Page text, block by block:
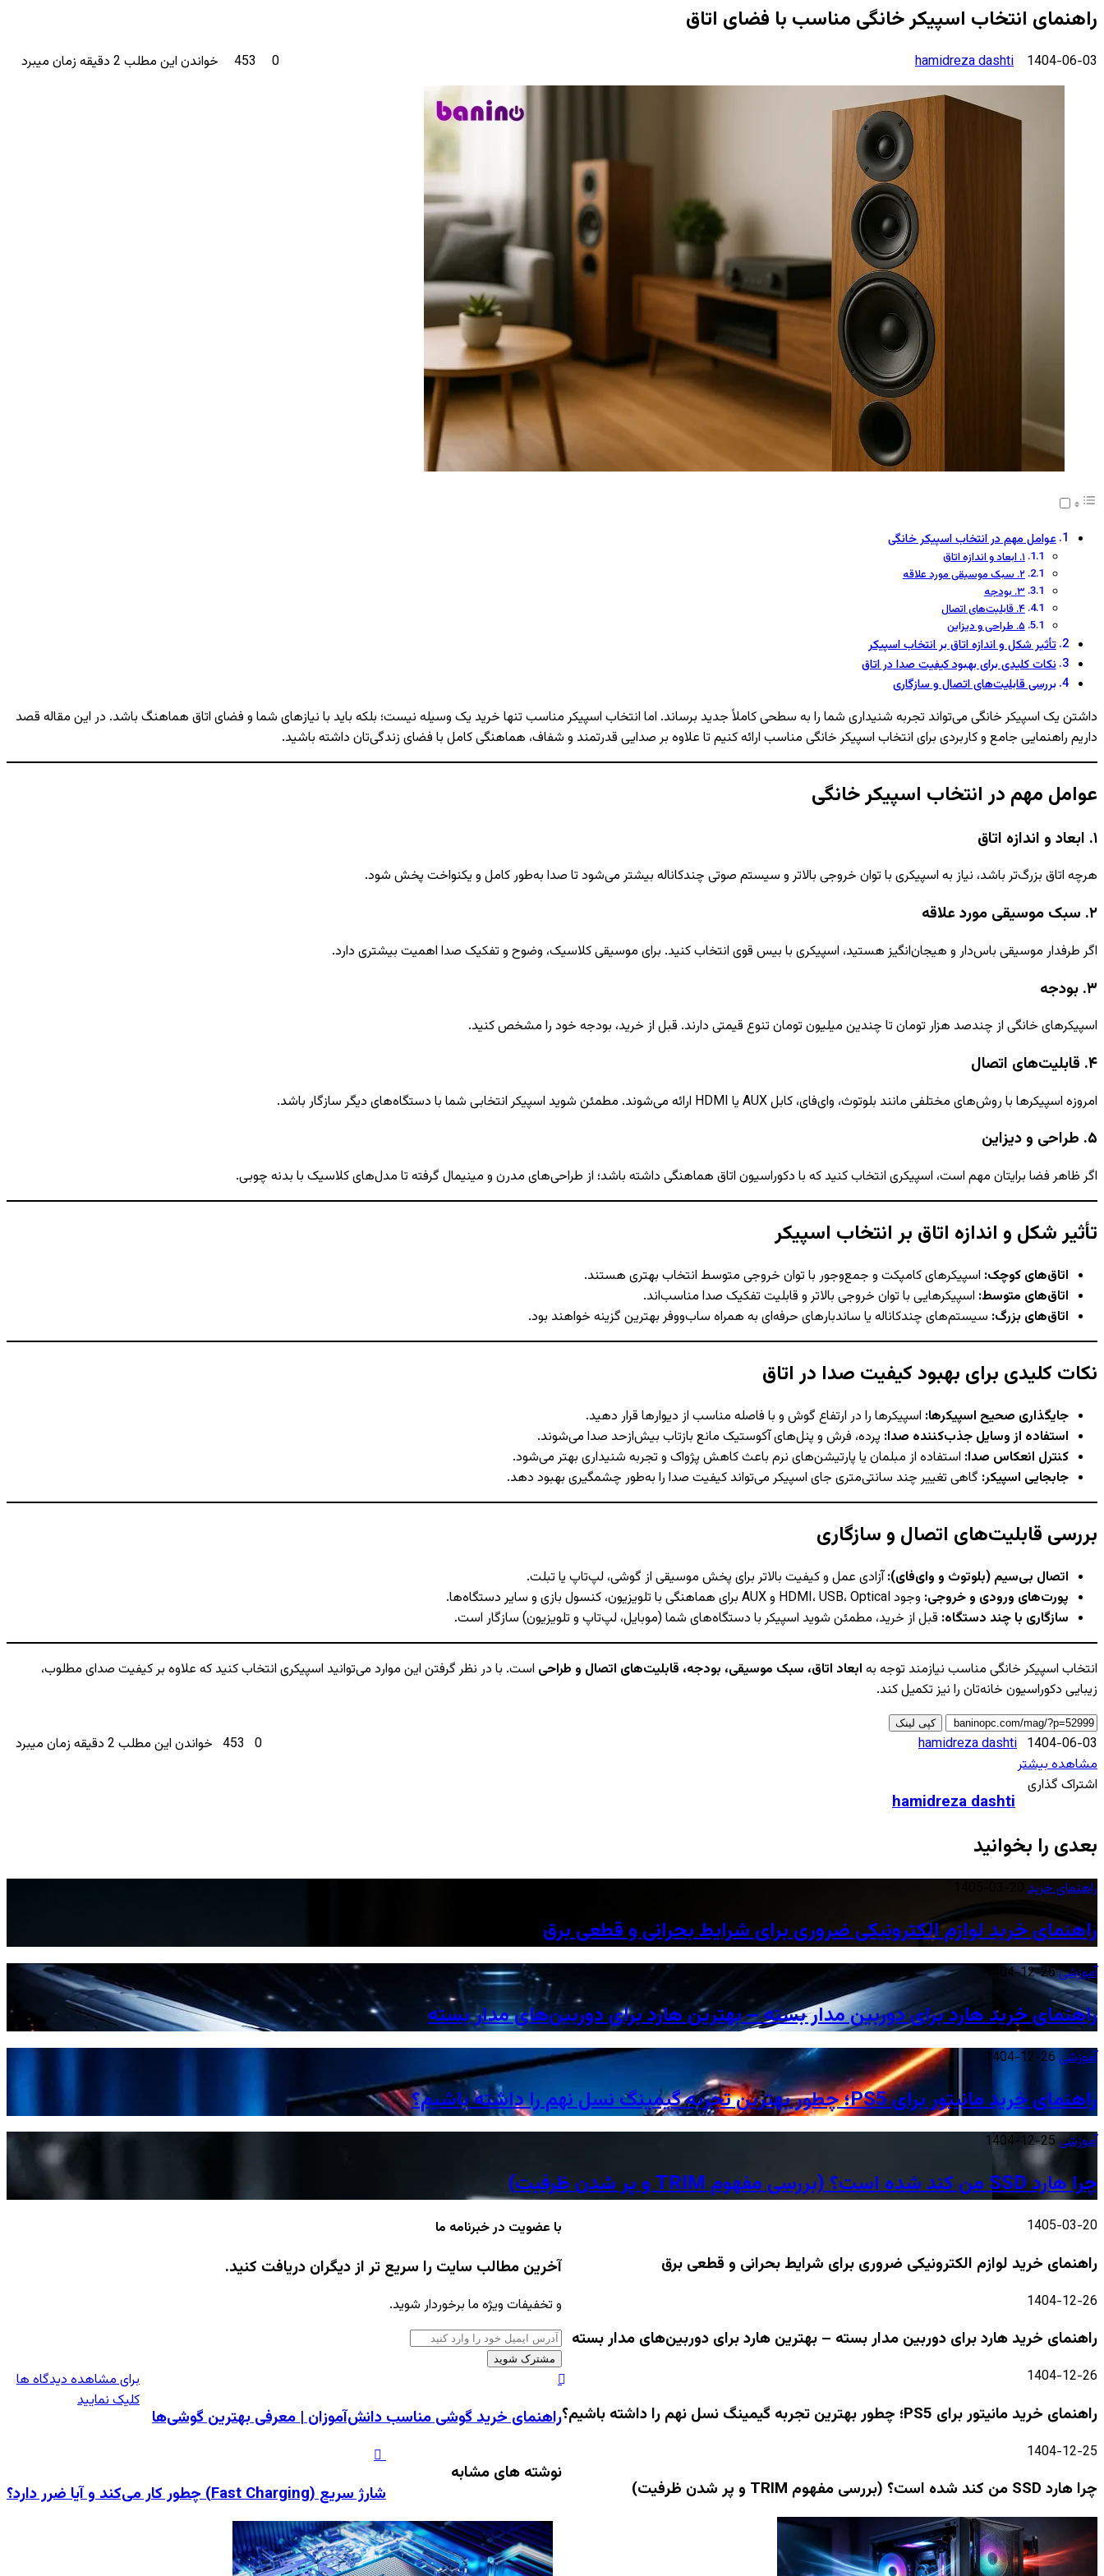
راهنمای انتخاب اسپیکر خانگی مناسب با فضای اتاق
hamidreza dashti
ارسال
ایمیل
1404-06-03
0 خواندن این مطلب 2 دقیقه زمان میبرد
عوامل مهم در انتخاب اسپیکر خانگی
۱. ابعاد و اندازه اتاق
۲. سبک موسیقی مورد علاقه
۳. بودجه
۴. قابلیت‌های اتصال
۵. طراحی و دیزاین
تأثیر شکل و اندازه اتاق بر انتخاب اسپیکر
نکات کلیدی برای بهبود کیفیت صدا در اتاق
بررسی قابلیت‌های اتصال و سازگاری
داشتن یک اسپیکر خانگی می‌تواند تجربه شنیداری شما را به سطحی کاملاً جدید برساند. اما انتخاب اسپیکر مناسب تنها خرید یک وسیله نیست؛ بلکه باید با نیازهای شما و فضای اتاق هماهنگ باشد. در این مقاله قصد
داریم راهنمایی جامع و کاربردی برای انتخاب اسپیکر خانگی مناسب ارائه کنیم تا علاوه بر صدایی قدرتمند و شفاف، هماهنگی کامل با فضای زندگی‌تان داشته باشید.
عوامل مهم در انتخاب اسپیکر خانگی
۱. ابعاد و اندازه اتاق
هرچه اتاق بزرگ‌تر باشد، نیاز به اسپیکری با توان خروجی بالاتر و سیستم صوتی چندکاناله بیشتر می‌شود تا صدا به‌طور کامل و یکنواخت پخش شود.
۲. سبک موسیقی مورد علاقه
اگر طرفدار موسیقی باس‌دار و هیجان‌انگیز هستید، اسپیکری با بیس قوی انتخاب کنید. برای موسیقی کلاسیک، وضوح و تفکیک صدا اهمیت بیشتری دارد.
۳. بودجه
اسپیکرهای خانگی از چندصد هزار تومان تا چندین میلیون تومان تنوع قیمتی دارند. قبل از خرید، بودجه خود را مشخص کنید.
۴. قابلیت‌های اتصال
امروزه اسپیکرها با روش‌های مختلفی مانند بلوتوث، وای‌فای، کابل AUX یا HDMI ارائه می‌شوند. مطمئن شوید اسپیکر انتخابی شما با دستگاه‌های دیگر سازگار باشد.
۵. طراحی و دیزاین
اگر ظاهر فضا برایتان مهم است، اسپیکری انتخاب کنید که با دکوراسیون اتاق هماهنگی داشته باشد؛ از طراحی‌های مدرن و مینیمال گرفته تا مدل‌های کلاسیک با بدنه چوبی.
تأثیر شکل و اندازه اتاق بر انتخاب اسپیکر
اتاق‌های کوچک: اسپیکرهای کامپکت و جمع‌وجور با توان خروجی متوسط انتخاب بهتری هستند.
اتاق‌های متوسط: اسپیکرهایی با توان خروجی بالاتر و قابلیت تفکیک صدا مناسب‌اند.
اتاق‌های بزرگ: سیستم‌های چندکاناله یا ساندبارهای حرفه‌ای به همراه ساب‌ووفر بهترین گزینه خواهند بود.
نکات کلیدی برای بهبود کیفیت صدا در اتاق
جایگذاری صحیح اسپیکرها: اسپیکرها را در ارتفاع گوش و با فاصله مناسب از دیوارها قرار دهید.
استفاده از وسایل جذب‌کننده صدا: پرده، فرش و پنل‌های آکوستیک مانع بازتاب بیش‌ازحد صدا می‌شوند.
کنترل انعکاس صدا: استفاده از مبلمان یا پارتیشن‌های نرم باعث کاهش پژواک و تجربه شنیداری بهتر می‌شود.
جابجایی اسپیکر: گاهی تغییر چند سانتی‌متری جای اسپیکر می‌تواند کیفیت صدا را به‌طور چشمگیری بهبود دهد.
بررسی قابلیت‌های اتصال و سازگاری
اتصال بی‌سیم (بلوتوث و وای‌فای):آزادی عمل و کیفیت بالاتر برای پخش موسیقی از گوشی، لپ‌تاپ یا تبلت.
پورت‌های ورودی و خروجی: وجود HDMI، USB، Optical و AUX برای هماهنگی با تلویزیون، کنسول بازی و سایر دستگاه‌ها.
سازگاری با چند دستگاه: قبل از خرید، مطمئن شوید اسپیکر با دستگاه‌های شما (موبایل، لپ‌تاپ و تلویزیون) سازگار است.
انتخاب اسپیکر خانگی مناسب نیازمند توجه به ابعاد اتاق، سبک موسیقی، بودجه، قابلیت‌های اتصال و طراحی است. با در نظر گرفتن این موارد می‌توانید اسپیکری انتخاب کنید که علاوه بر کیفیت صدای مطلوب،
زیبایی دکوراسیون خانه‌تان را نیز تکمیل کند.
کپی لینک
hamidreza dashti
ارسال
ایمیل
1404-06-03
0
خواندن این مطلب 2 دقیقه زمان میبرد
مشاهده بیشتر
اشتراک گذاری
بوک
با
hamidreza dashti
بعدی را بخوانید
راهنمای خرید
راهنمای خرید لوازم الکترونیکی ضروری برای شرایط بحرانی و قطعی برق
آموزشی1404-12-26
راهنمای خرید هارد برای دوربین مدار بسته – بهترین هارد برای دوربین‌های مدار بسته
آموزشی 1404-12-26
راهنمای خرید مانیتور برای PS5؛ چطور بهترین تجربه گیمینگ نسل نهم را داشته باشیم؟
آموزشی 1404-12-25
چرا هارد SSD من کند شده است؟ (بررسی مفهوم TRIM و پر شدن ظرفیت)
1405-03-20
راهنمای خرید لوازم الکترونیکی ضروری برای شرایط بحرانی و قطعی برق
1404-12-26
راهنمای خرید هارد برای دوربین مدار بسته – بهترین هارد برای دوربین‌های مدار بسته
1404-12-26
راهنمای خرید مانیتور برای PS5؛ چطور بهترین تجربه گیمینگ نسل نهم را داشته باشیم؟
1404-12-25
چرا هارد SSD من کند شده است؟ (بررسی مفهوم TRIM و پر شدن ظرفیت)
با عضویت در خبرنامه ما
آخرین مطالب سایت را سریع تر از دیگران دریافت کنید.
و تخفیفات ویژه ما برخوردار شوید.
آدرس
ایمیل
خود
وارد
گوشی
دانش‌آموزان
|
بهترین
گوشی‌ها
راهنمای خرید گوشی مناسب دانش‌آموزان | معرفی بهترین گوشی‌ها
شارژ
(Fast
Charging)
چطور
کار
شارژ سریع (Fast Charging) چطور کار می‌کند و آیا ضرر دارد؟
نوشته های مشابه
برای مشاهده دیدگاه ها
کلیک نمایید